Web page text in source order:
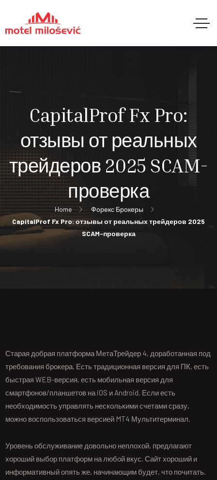
CapitalProf Fx Pro:
отзывы от реальных
трейдеров 2025 SCAM-
проверка
Home
Форекс Брокеры
CapitalProf Fx Pro: отзывы от реальных трейдеров 2025
SCAM-проверка
Старая добрая платформа МетаТрейдер 4, доработанная под
требования брокера. Есть традиционная версия для ПК, есть
быстрая WEB-версия, есть мобильная версия для
смартфонов/планшетов на iOS и Android. Если есть
необходимость управлять несколькими счетами сразу,
можно воспользоваться версией MT4 Мультитерминал.
Уровень обслуживание довольно неплохой, предлагают
хороший выбор платформ на любой вкус. Сайт хороший и
информативный опять же, начинающим будет, что почитать.